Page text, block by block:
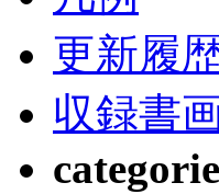
更新履
収録書